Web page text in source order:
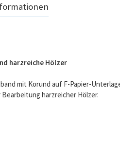
harzreiche Hölzer
mit Korund auf F-Papier-
harzreicher Hölzer.